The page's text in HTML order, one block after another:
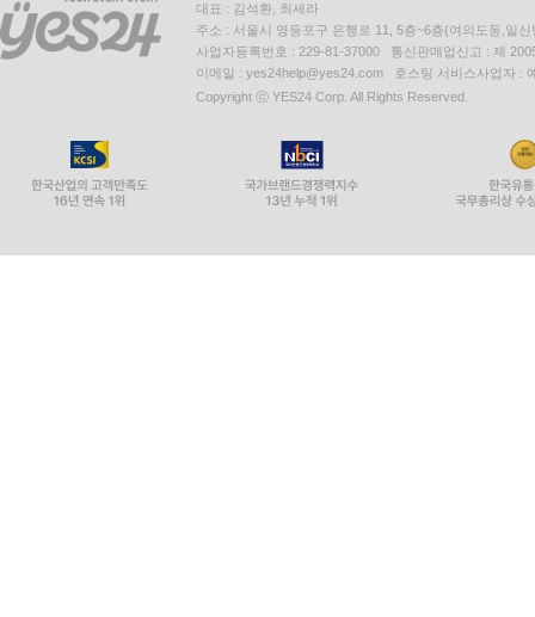
사랑 많은 가정에서 중독이 배태될 리 없고, 약자
중독은 너와 나의 문제이면서 우리와 국가, 사회
대표 : 김석환, 최세라
주소 : 서울시 영등포구 은행로 11, 5층~6층(여의도동,일신
사업자등록번호 : 229-81-37000 통신판매업신고 : 제
이메일 : yes24help@yes24.com 호스팅 서비스사업자 :
Copyright ⓒ YES24 Corp. All Rights Reserved.